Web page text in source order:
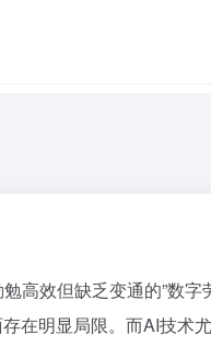
高效但缺乏变通的”数字
在明显局限。而AI技术